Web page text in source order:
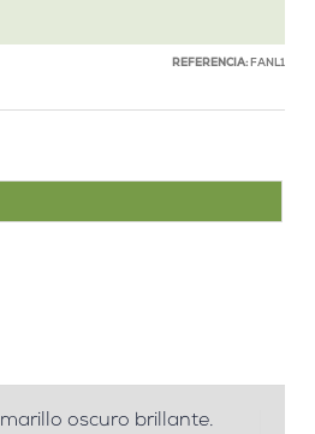
REFERENCIA: FANL1
oscuro brillante.